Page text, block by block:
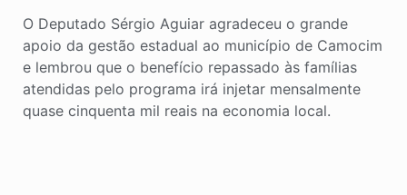
O Deputado Sérgio Aguiar agradeceu o grande
apoio da gestão estadual ao município de Camocim
e lembrou que o benefício repassado às famílias
atendidas pelo programa irá injetar mensalmente
quase cinquenta mil reais na economia local.